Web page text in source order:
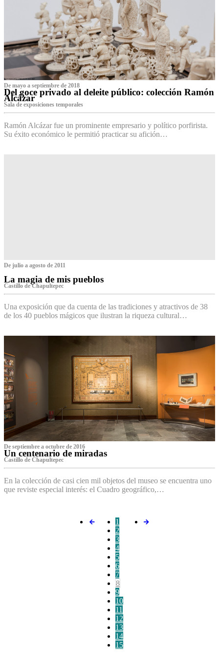
De mayo a septiembre de 2018
Del goce privado al deleite público: colección Ramón
Alcázar
Sala de exposiciones temporales
Ramón Alcázar fue un prominente empresario y político porfirista.
Su éxito económico le permitió practicar su afición…
De julio a agosto de 2011
La magia de mis pueblos
Castillo de Chapultepec
Una exposición que da cuenta de las tradiciones y atractivos de 38
de los 40 pueblos mágicos que ilustran la riqueza cultural…
De septiembre a octubre de 2016
Un centenario de miradas
Castillo de Chapultepec
En la colección de casi cien mil objetos del museo se encuentra uno
que reviste especial interés: el Cuadro geográfico,…
1
2
3
4
5
6
7
8
9
10
11
12
13
14
15